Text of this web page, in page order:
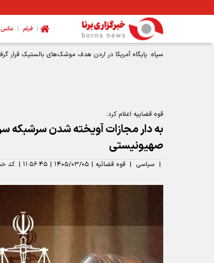
| فیلم | عکس
سپاه: پایگاه آمریکا در اردن هدف موشک‌های بالستیک قرار
قوه قضاییه اعلام کرد:
به دار مجازات آویخته شدن
صهیونیستی
| سیاسی | قوه قضائیه | ۱۴۰۵/۰۳/۰۵ | ۱۱:۵۶:۴۵ | کد